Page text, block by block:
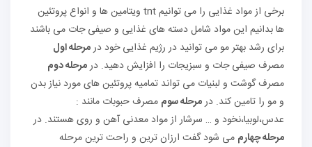
برخی از مواد غذایی را می توانیم tnt ویتامین ها و انواع پروتئین
ها بدانیم این مواد شامل دسته های غذایی و صیفی جات می باشند
برای رشد بهتر مو می توانید در رژیم غذایی خود درمرحله اول
مصرف صیفی جات و سبزیجات را افزایش دهید. درمرحله دوم
مصرف گوشت و لبنیات می تواند تمامیه پروتئین های مورد نیاز بدن
و مو را تامین کند. درمرحله سوم مصرف حبوبات مانند :
عدس،لوبیا،نخود و … سرشار از مواد معدنی آهن و روی هستند. در
مرحله چهارم می شود گفت ارزان ترین و راحت ترین مرحله